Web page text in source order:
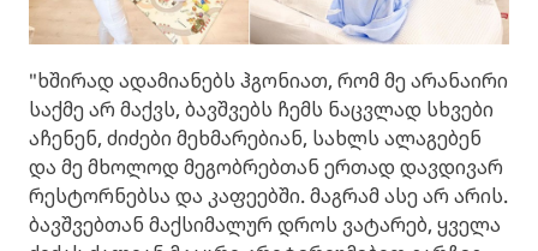
"ხშირად ადამიანებს ჰგონიათ, რომ მე არანაირი
საქმე არ მაქვს, ბავშვებს ჩემს ნაცვლად სხვები
აჩენენ, ძიძები მეხმარებიან, სახლს ალაგებენ
და მე მხოლოდ მეგობრებთან ერთად დავდივარ
რესტორნებსა და კაფეებში. მაგრამ ასე არ არის.
ბავშვებთან მაქსიმალურ დროს ვატარებ, ყველა